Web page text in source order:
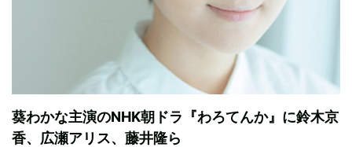
葵わかな主演のNHK朝ドラ『わろてんか』に鈴木京
香、広瀬アリス、藤井隆ら